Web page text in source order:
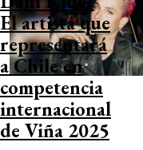
El artista que
representará
a Chile en
competencia
internacional
de Viña 2025